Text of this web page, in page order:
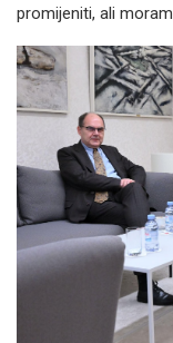
promijeniti, ali